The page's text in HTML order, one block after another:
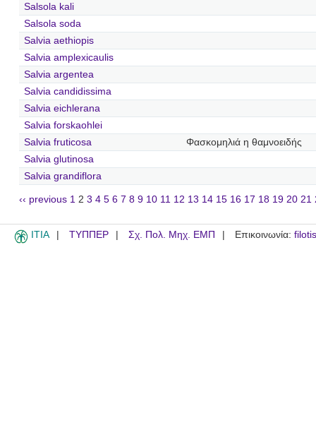
Salsola kali
Salsola soda
Salvia aethiopis
Salvia amplexicaulis
Salvia argentea
Salvia candidissima
Salvia eichlerana
Salvia forskaohlei
Salvia fruticosa
Φασκομηλιά η θαμνοειδής
Salvia glutinosa
Salvia grandiflora
‹‹ previous 1 2 3 4 5 6 7 8 9 10 11 12 13 14 15 16 17 18 19 20 21
ITIA ΤΥΠΠΕΡ Σχ. Πολ. Μηχ. ΕΜΠ Επικοινωνία: